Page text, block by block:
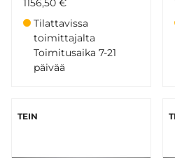
1156,50 €
Tilattavissa
toimittajalta
Toimitusaika 7-21
päivää
TEIN